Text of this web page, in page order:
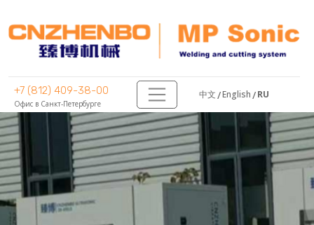
+7 (812) 409-38-00
Офис в Санкт-Петербурге
/
中文 English RU
/
MP SONIC